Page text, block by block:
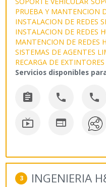
PRUEBA Y MANTENCION
INSTALACION DE REDES
INSTALACION DE REDES
MANTENCION DE REDES
SISTEMAS DE AGENTES
RECARGA DE EXTINTORES
Servicios disponibles
  
 
3 INGENIERIA